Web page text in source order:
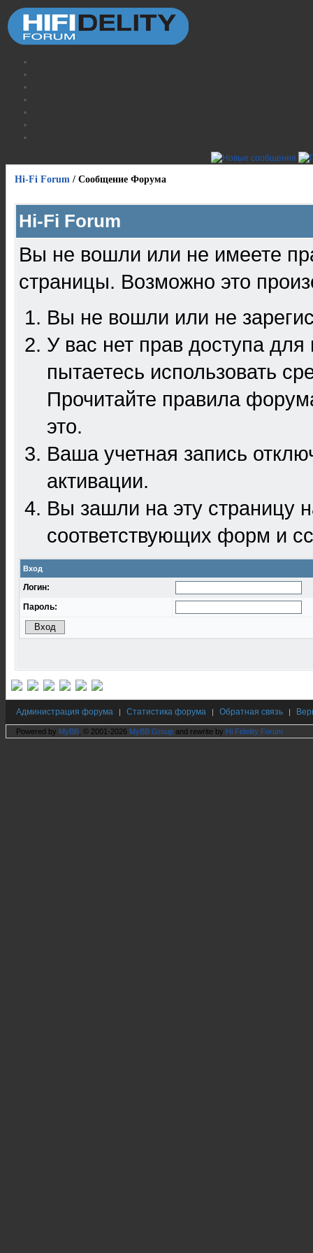
Hi-Fi Forum / Сообщение Форума
Hi-Fi Forum
Вы не вошли или не имеете
страницы. Возможно это
Вы не вошли или не
У вас нет прав доступа
пытаетесь использовать
Прочитайте правила
это.
Ваша учетная запись
активации.
Вы зашли на эту
соответствующих форм и
Вход
Логин:
Пароль:
Администрация форума | Статистика форума | Обратная связь |
Powered by MyBB , © 2001-2026 MyBB Group and rewrite by Hi Fidelity Forum